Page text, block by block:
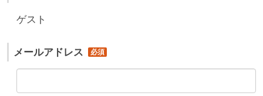
ゲスト
メールアドレス